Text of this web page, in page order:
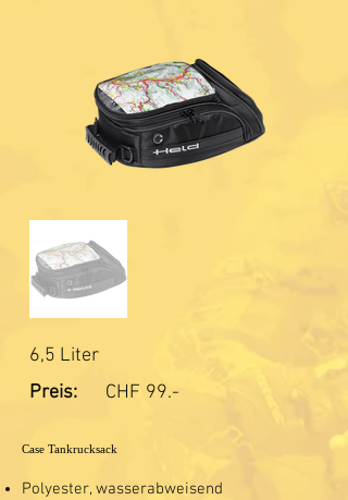
6,5 Liter
Preis:
CHF 99.-
Case Tankrucksack
Polyester, wasserabweisend